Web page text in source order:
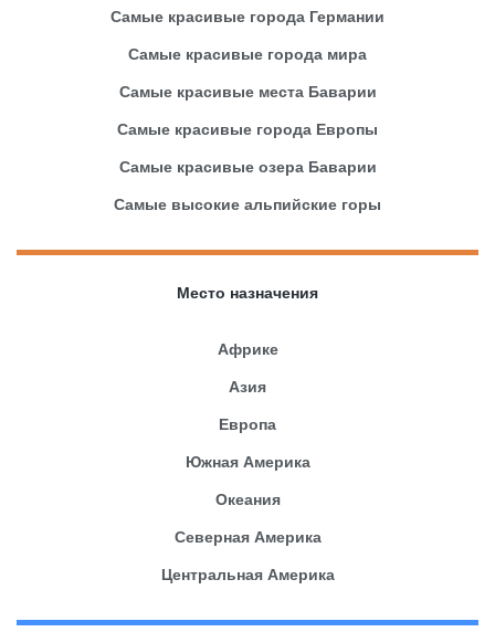
Самые красивые города Германии
Самые красивые города мира
Самые красивые места Баварии
Самые красивые города Европы
Самые красивые озера Баварии
Самые высокие альпийские горы
Место назначения
Африке
Азия
Европа
Южная Америка
Океания
Северная Америка
Центральная Америка